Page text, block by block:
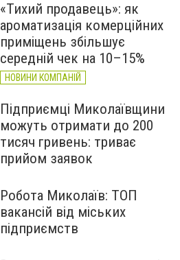
«Тихий продавець»: як
ароматизація комерційних
приміщень збільшує
середній чек на 10–15%
НОВИНИ КОМПАНІЙ
Підприємці Миколаївщини
можуть отримати до 200
тисяч гривень: триває
прийом заявок
Робота Миколаїв: ТОП
вакансій від міських
підприємств